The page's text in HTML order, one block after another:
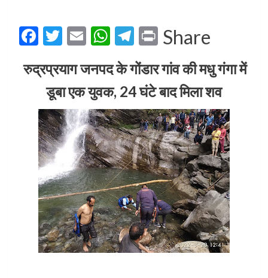
Facebook
Twitter
EmailWhatsApp
Telegram
Print
Share
रुद्रप्रयाग जनपद के गोंडार गांव की मधु गंगा में
डूबा एक युवक, 24 घंटे बाद मिला शव